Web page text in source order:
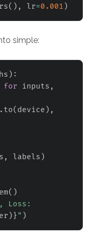
( ) , lr=0.001 )
simple:
) :
for inputs ,
. to( device ) ,
, labels )
( )
) } " )